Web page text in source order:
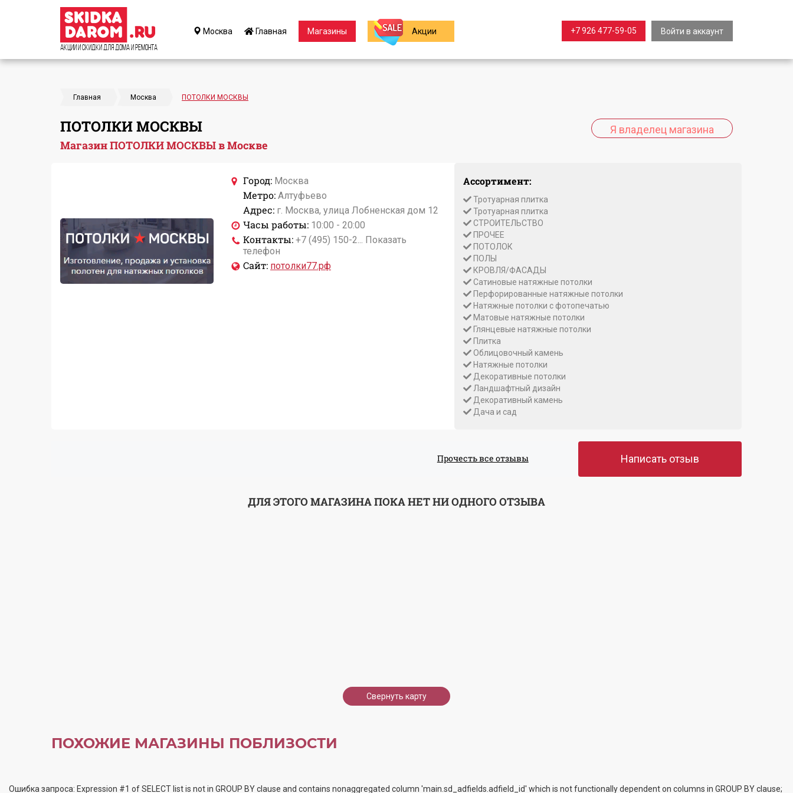
Акции и Скидки для дома и ремонта
Москва Главная Магазины Акции Войти в аккаунт
+7 926 477-59-05
Главная Москва ПОТОЛКИ МОСКВЫ
ПОТОЛКИ МОСКВЫ
Магазин ПОТОЛКИ МОСКВЫ в Москве
Город: Москва
Метро: Алтуфьево
Адрес: г. Москва, улица Лобненская дом 12
Часы работы: 10:00 - 20:00
Контакты: +7 (495) 150-2... Показать
телефон
Сайт: потолки77.рф
Ассортимент:
Тротуарная плитка
Тротуарная плитка
СТРОИТЕЛЬСТВО
ПРОЧЕЕ
ПОТОЛОК
ПОЛЫ
КРОВЛЯ/ФАСАДЫ
Сатиновые натяжные потолки
Перфорированные натяжные потолки
Натяжные потолки с фотопечатью
Матовые натяжные потолки
Глянцевые натяжные потолки
Плитка
Облицовочный камень
Натяжные потолки
Декоративные потолки
Ландшафтный дизайн
Декоративный камень
Дача и сад
Прочесть все отзывы Написать отзыв
ДЛЯ ЭТОГО МАГАЗИНА ПОКА НЕТ НИ ОДНОГО ОТЗЫВА
Свернуть карту
ПОХОЖИЕ МАГАЗИНЫ ПОБЛИЗОСТИ
Ошибка запроса: Expression #1 of SELECT list is not in GROUP BY clause and contains nonaggregated column 'main.sd_adfields.adfield_id' which is not functionally dependent on columns in GROUP BY clause;